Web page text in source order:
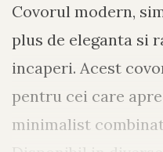
Covorul modern,
plus de eleganta si
incaperi. Acest
pentru cei care
minimalist